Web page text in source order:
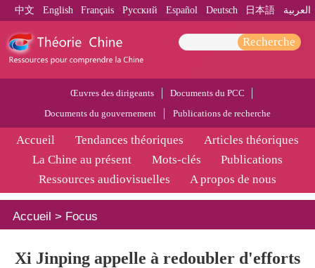
中文 English Français Pусский Español Deutsch 日本語 العربية
Recherche
Œuvres des dirigeants
Documents du PCC
Documents du gouvernement
Publications de recherche
Accueil Tendances théoriques
Articles théoriques
La Chine au présent
Mots-clés
Publications
Ressources audiovisuelles
A propos de nous
Accueil > Focus
Xi Jinping appelle à redoubler d'efforts